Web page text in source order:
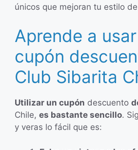
únicos que mejoran tu estilo
Aprende a
cupón
Club Sibarita
Utilizar un cupón descuento
Chile, es bastante sencillo.
y veras lo fácil que es: